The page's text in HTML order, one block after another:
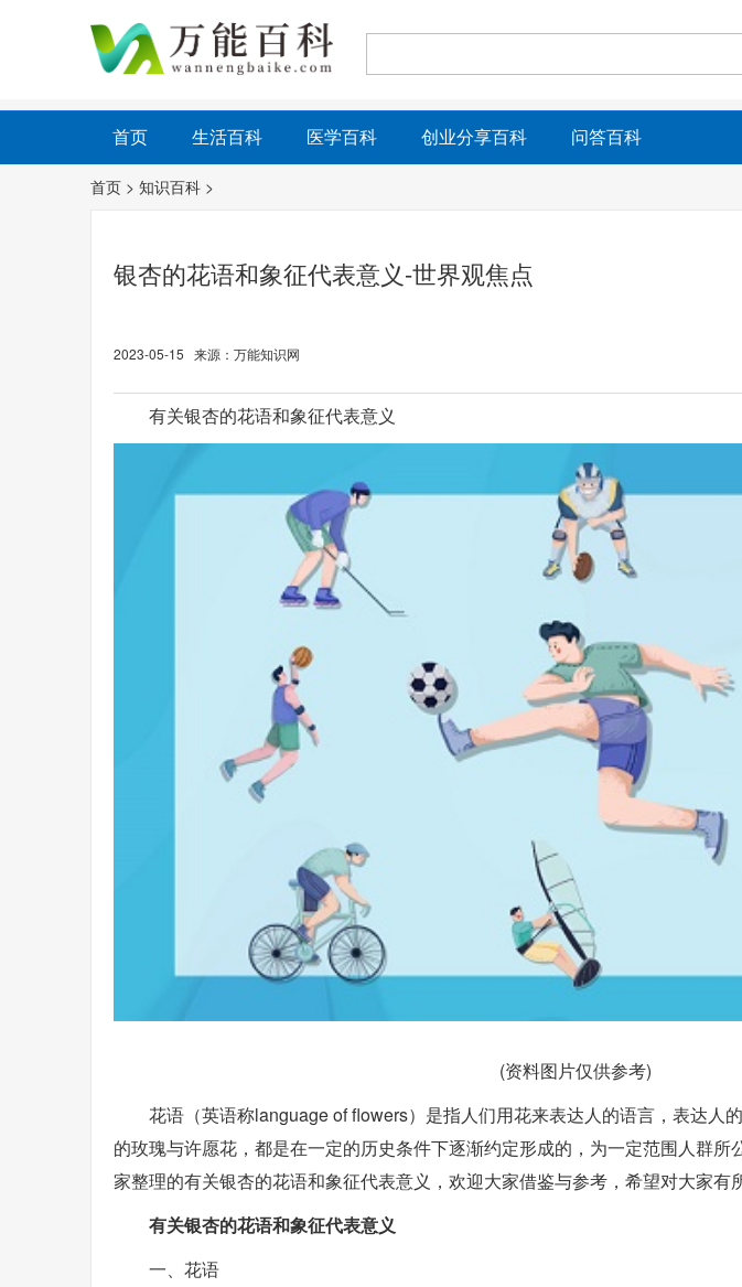
首页 生活百科 医学百科 创业分享百科 问答百科
首页 > 知识百科 >
银杏的花语和象征代表意义-世界观焦点
2023-05-15 来源：万能知识网
有关银杏的花语和象征代表意义
(资料图片仅供参考)
花语（英语称language of flowers）是指人们用花来表达人的语言，表达人
的玫瑰与许愿花，都是在一定的历史条件下逐渐约定形成的，为一定范围人群
家整理的有关银杏的花语和象征代表意义，欢迎大家借鉴与参考，希望对大家有
有关银杏的花语和象征代表意义
一、花语